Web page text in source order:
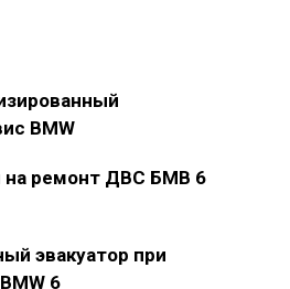
BMW
на ремонт ДВС БМВ 6
эвакуатор при
6